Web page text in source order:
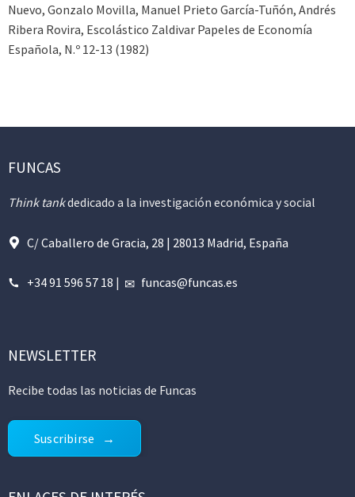
Nuevo, Gonzalo Movilla, Manuel Prieto García-Tuñón, Andrés
Ribera Rovira, Escolástico Zaldivar Papeles de Economía
Española, N.º 12-13 (1982)
FUNCAS
Think tankdedicado a la investigación económica y social
C/ Caballero de Gracia, 28 | 28013 Madrid, España
+34 91 596 57 18 | funcas@funcas.es
NEWSLETTER
Recibe todas las noticias de Funcas
Suscribirse